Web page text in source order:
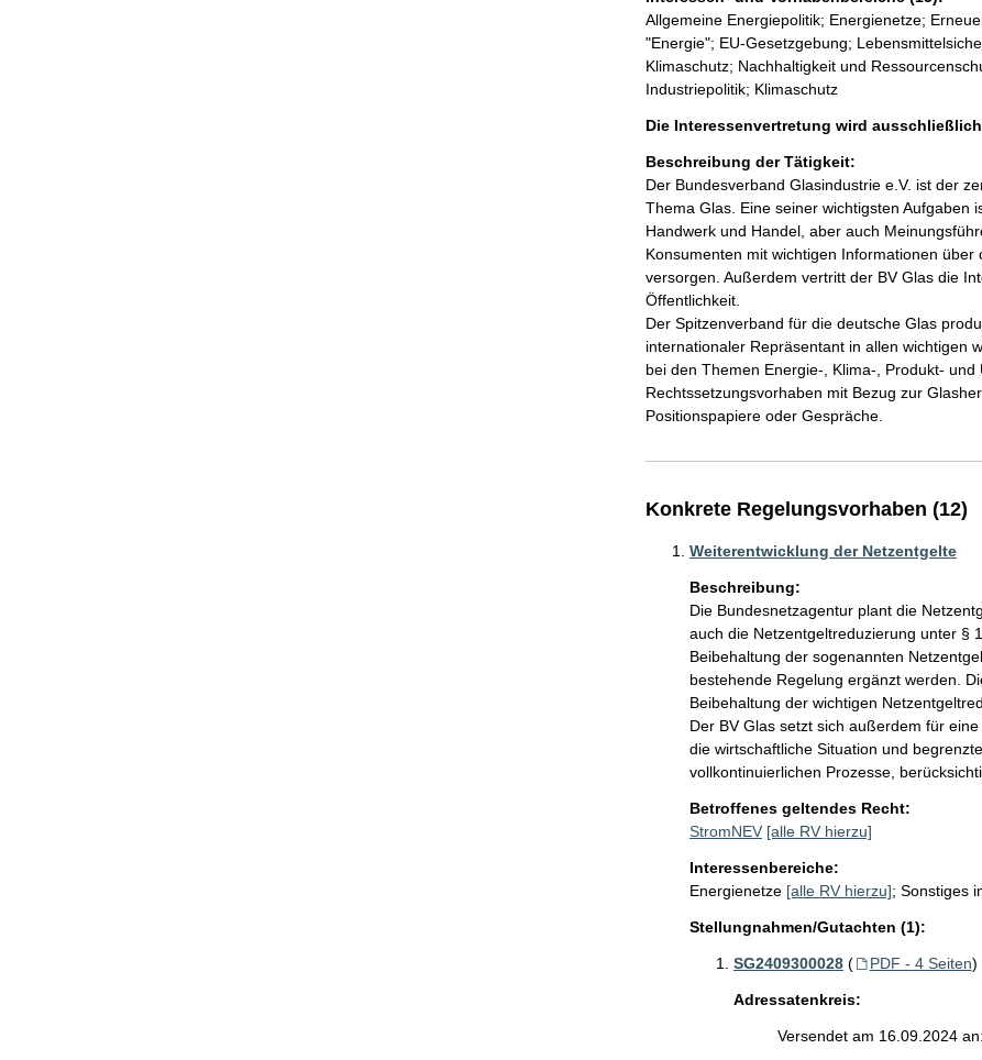
Allgemeine Energiepolitik; Energienetze;
"Energie"; EU-Gesetzgebung;
Klimaschutz; Nachhaltigkeit und
Industriepolitik; Klimaschutz
Die Interessenvertretung wird
Beschreibung der Tätigkeit:
Der Bundesverband Glasindustrie e.V. ist der
Thema Glas. Eine seiner wichtigsten Aufgaben
Handwerk und Handel, aber auch
Konsumenten mit wichtigen Informationen
versorgen. Außerdem vertritt der BV Glas die
Öffentlichkeit.
Der Spitzenverband für die deutsche Glas
internationaler Repräsentant in allen wichtigen
bei den Themen Energie-, Klima-, Produkt-
Rechtssetzungsvorhaben mit Bezug zur
Positionspapiere oder Gespräche.
Konkrete Regelungsvorhaben (12)
Weiterentwicklung der Netzentgelte
Beschreibung:
Die Bundesnetzagentur plant die
auch die Netzentgeltreduzierung unter §
Beibehaltung der sogenannten
bestehende Regelung ergänzt werden.
Beibehaltung der wichtigen
Der BV Glas setzt sich außerdem für
die wirtschaftliche Situation und
vollkontinuierlichen Prozesse,
Betroffenes geltendes Recht:
StromNEV [alle RV hierzu]
Interessenbereiche:
Energienetze [alle RV hierzu]; Sonstiges
Stellungnahmen/Gutachten (1):
SG2409300028 ( PDF - 4 Seiten)
Adressatenkreis:
Versendet am 16.09.2024 an: